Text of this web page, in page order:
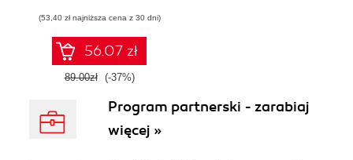
(53,40 zł najniższa cena z 30 dni)
56.07 zł
89.00zł (-37%)
Program partnerski - zarabiaj
więcej »